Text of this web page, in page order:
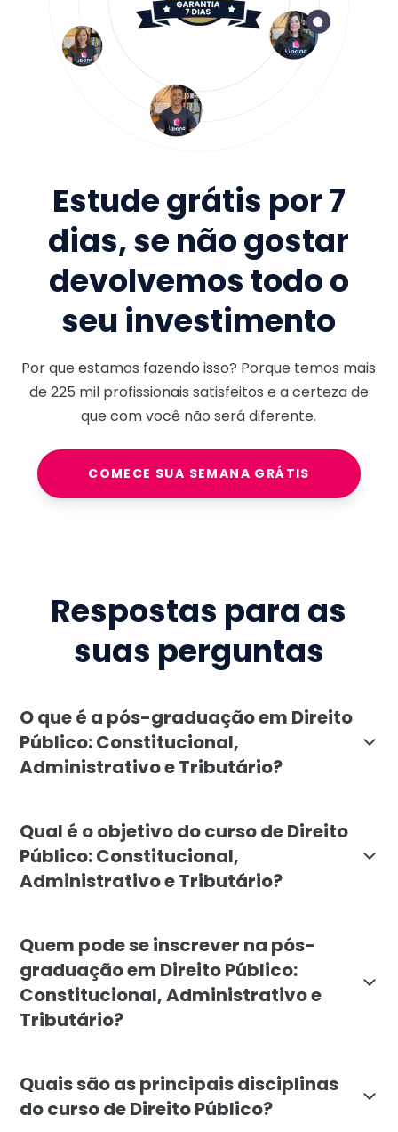
Estude grátis por 7
dias, se não gostar
devolvemos todo o
seu investimento
Por que estamos fazendo isso? Porque temos mais
de225 milprofissionais satisfeitos e a certeza de
que com você não será diferente.
COMECE SUA SEMANA GRÁTIS
Respostas para as
suas perguntas
O que é a pós-graduação em Direito
Público: Constitucional,
Administrativo e Tributário?
Qual é o objetivo do curso de Direito
Público: Constitucional,
Administrativo e Tributário?
Quem pode se inscrever na pós-
graduação em Direito Público:
Constitucional, Administrativo e
Tributário?
Quais são as principais disciplinas
do curso de Direito Público?